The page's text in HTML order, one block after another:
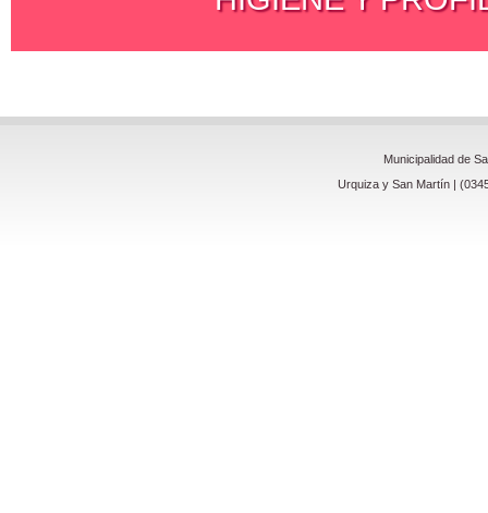
Municipalidad de
Urquiza y San Martín |